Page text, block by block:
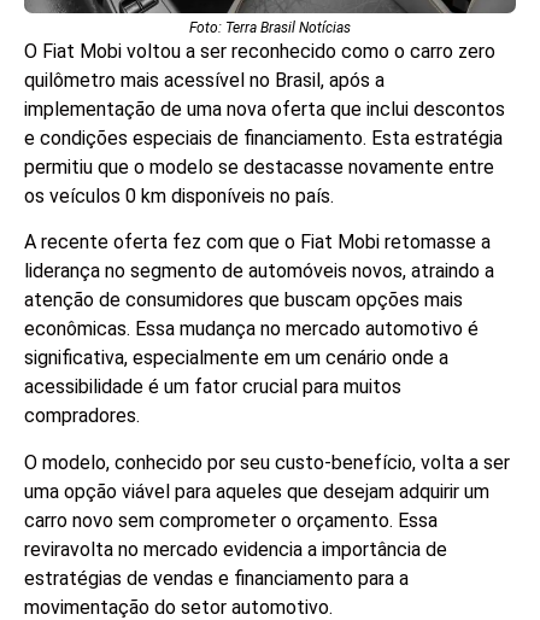
Foto: Terra Brasil Notícias
O Fiat Mobi voltou a ser reconhecido como o carro zero
quilômetro mais acessível no Brasil, após a
implementação de uma nova oferta que inclui descontos
e condições especiais de financiamento. Esta estratégia
permitiu que o modelo se destacasse novamente entre
os veículos 0 km disponíveis no país.
A recente oferta fez com que o Fiat Mobi retomasse a
liderança no segmento de automóveis novos, atraindo a
atenção de consumidores que buscam opções mais
econômicas. Essa mudança no mercado automotivo é
significativa, especialmente em um cenário onde a
acessibilidade é um fator crucial para muitos
compradores.
O modelo, conhecido por seu custo-benefício, volta a ser
uma opção viável para aqueles que desejam adquirir um
carro novo sem comprometer o orçamento. Essa
reviravolta no mercado evidencia a importância de
estratégias de vendas e financiamento para a
movimentação do setor automotivo.